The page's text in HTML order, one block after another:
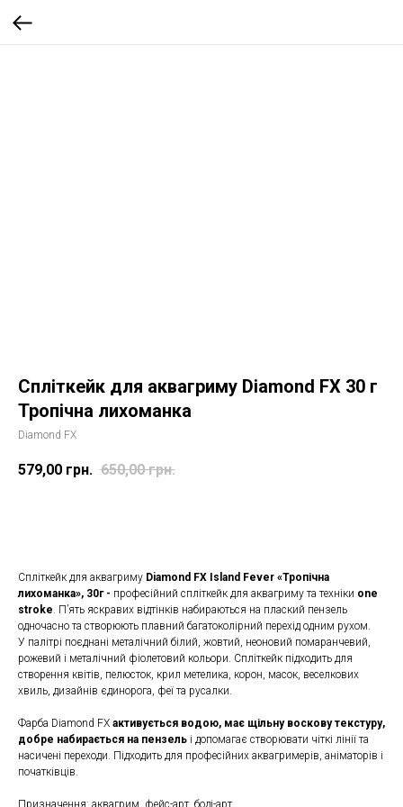
Спліткейк для аквагриму Diamond FX 30 г
Тропічна лихоманка
Diamond FX
579,00 грн. 650,00 грн.
Спліткейк для аквагриму Diamond FX Island Fever «Тропічна
лихоманка», 30г - професійний спліткейк для аквагриму та техніки one
stroke. П’ять яскравих відтінків набираються на плаский пензель
одночасно та створюють плавний багатоколірний перехід одним рухом.
У палітрі поєднані металічний білий, жовтий, неоновий помаранчевий,
рожевий і металічний фіолетовий кольори. Спліткейк підходить для
створення квітів, пелюсток, крил метелика, корон, масок, веселкових
хвиль, дизайнів єдинорога, феї та русалки.
Фарба Diamond FX активується водою, має щільну воскову текстуру,
добре набирається на пензель і допомагає створювати чіткі лінії та
насичені переходи. Підходить для професійних аквагримерів, аніматорів і
початківців.